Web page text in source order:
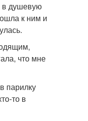
в душевую
к ним и
что мне
парилку
то в